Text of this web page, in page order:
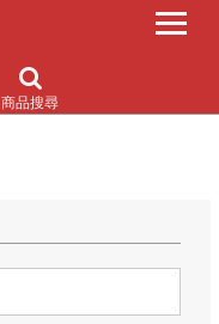
商品搜尋